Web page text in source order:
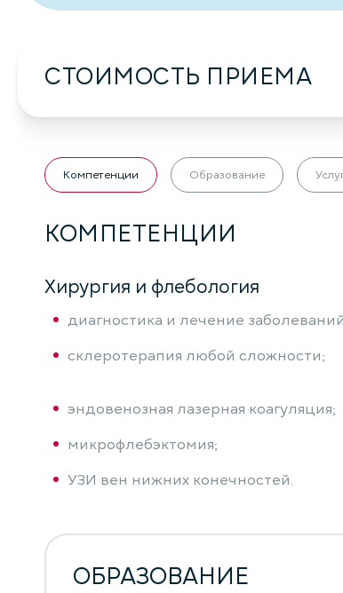
СТОИМОСТЬ ПРИЕМА
Компетенции Образование
КОМПЕТЕНЦИИ
Хирургия и флебология
диагностика и лечение
склеротерапия любой сложности;
эндовенозная лазерная коагуляция;
микрофлебэктомия;
УЗИ вен нижних конечностей.
ОБРАЗОВАНИЕ